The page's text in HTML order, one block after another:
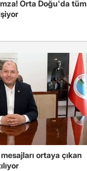
Orta Doğu'da tüm
ortaya çıkan